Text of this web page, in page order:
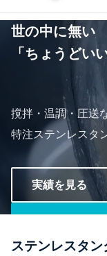
世の中に無い
「ちょうどい
撹拌・温調・圧送
特注ステンレスタ
実績を見る
ステンレスタ